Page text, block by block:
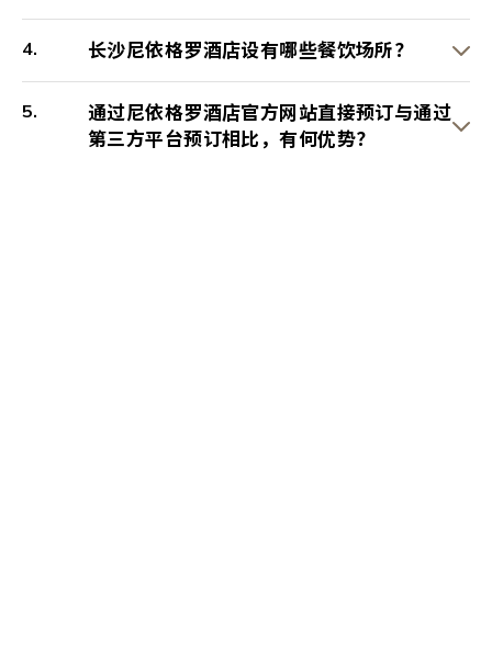
长沙尼依格罗酒店设有哪些餐饮场所？
通过尼依格罗酒店官方网站直接预订与通过
第三方平台预订相比，有何优势？